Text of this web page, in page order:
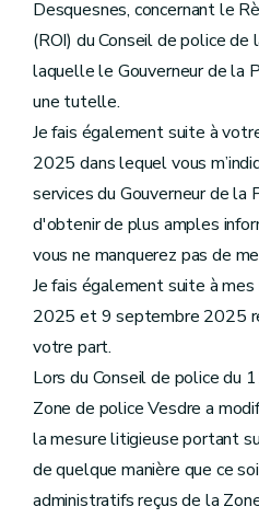
Desquesnes, concernant le
(ROI) du Conseil de police de
laquelle le Gouverneur de la
une tutelle.
Je fais également suite à
2025 dans lequel vous
services du Gouverneur de la
d'obtenir de plus amples
vous ne manquerez pas de
Je fais également suite à
2025 et 9 septembre 2025
votre part.
Lors du Conseil de police du
Zone de police Vesdre a
la mesure litigieuse portant
de quelque manière que ce
administratifs reçus de la